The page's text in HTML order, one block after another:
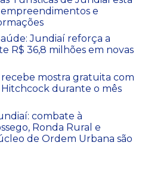
e
Jundiaí reforça a
R$ 36,8 milhões em novas
recebe mostra gratuita com
Hitchcock durante o mês
combate à
Ronda Rural e
de Ordem Urbana são